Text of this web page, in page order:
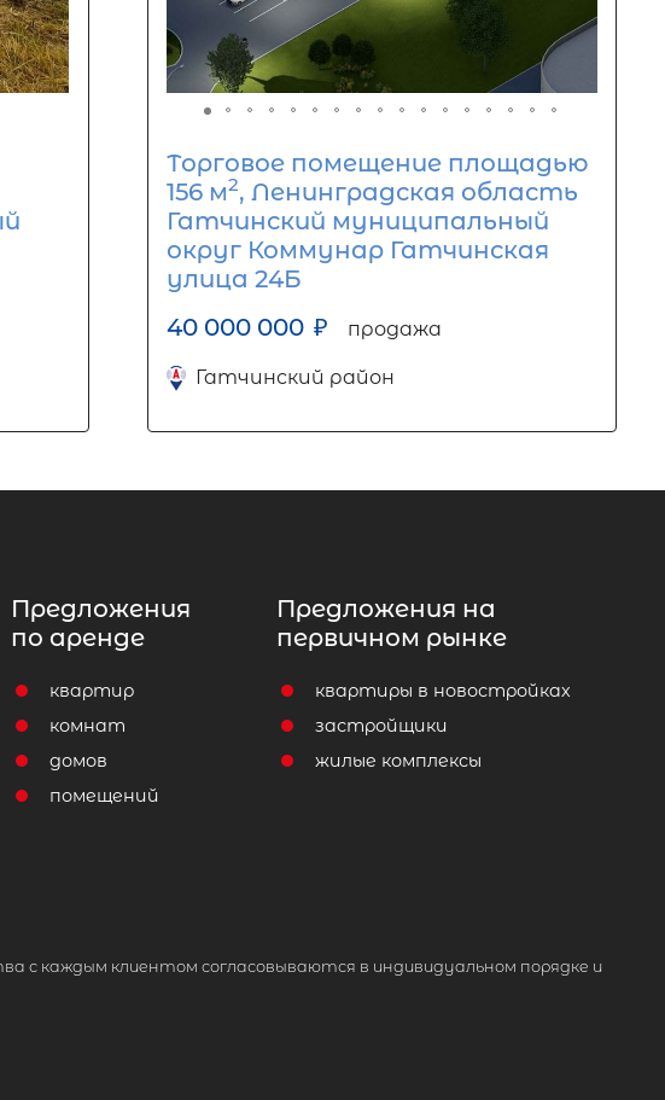
Торговое помещение площадью
156 м2, Ленинградская область
Гатчинский муниципальный
округ Коммунар Гатчинская
улица 24Б
40 000 000 ₽ продажа
Гатчинский район
Предложения
по аренде
квартир
комнат
домов
помещений
Предложения на
первичном рынке
квартиры в новостройках
застройщики
жилые комплексы
с каждым клиентом согласовываются в индивидуальном порядке и